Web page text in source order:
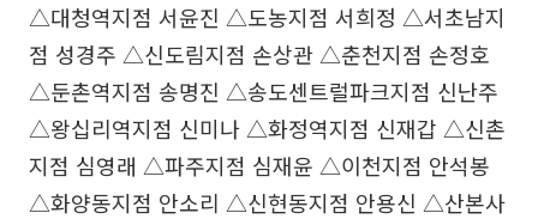
△대청역지점 서윤진 △도농지점 서희정 △서초남지
점 성경주 △신도림지점 손상관 △춘천지점 손정호
△둔촌역지점 송명진 △송도센트럴파크지점 신난주
△왕십리역지점 신미나 △화정역지점 신재갑 △신촌
지점 심영래 △파주지점 심재윤 △이천지점 안석봉
△화양동지점 안소리 △신현동지점 안용신 △산본사